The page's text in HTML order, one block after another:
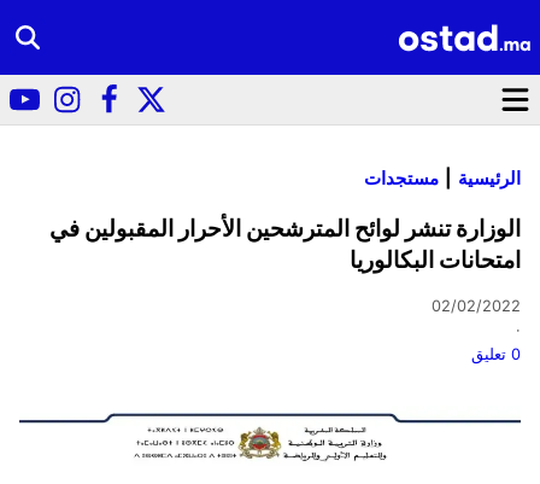
الرئيسية مستجدات
الوزارة تنشر لوائح المترشحين الأحرار المقبولين في
امتحانات البكالوريا
02/02/2022
·
0 تعليق